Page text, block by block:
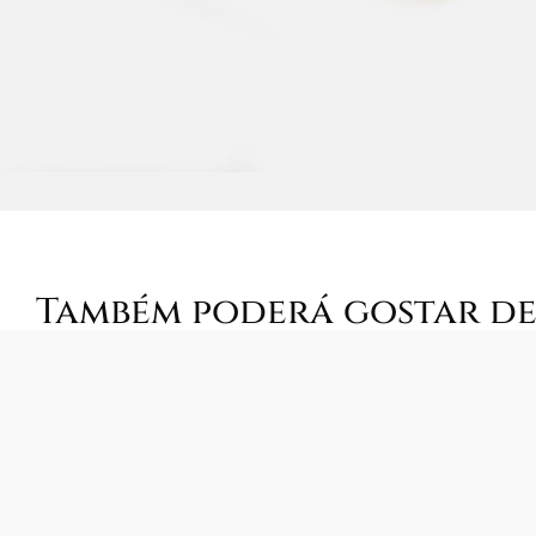
Também poderá gostar de